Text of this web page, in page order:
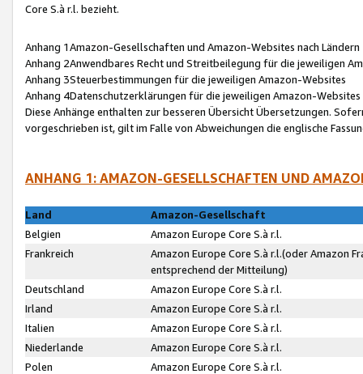
Core S.à r.l. bezieht.
Anhang 1Amazon-Gesellschaften und Amazon-Websites nach Ländern
Anhang 2Anwendbares Recht und Streitbeilegung für die jeweiligen
Anhang 3Steuerbestimmungen für die jeweiligen Amazon-Websites
Anhang 4Datenschutzerklärungen für die jeweiligen Amazon-Websites
Diese Anhänge enthalten zur besseren Übersicht Übersetzungen.
vorgeschrieben ist, gilt im Falle von Abweichungen die englische
ANHANG 1: AMAZON-GESELLSCHAFTEN UND
Land
Amazon-Gesellschaft
Belgien
Amazon Europe Core S.à r.l.
Frankreich
Amazon Europe Core S.à r.l.(oder Amazon
entsprechend der Mitteilung)
Deutschland
Amazon Europe Core S.à r.l.
Irland
Amazon Europe Core S.à r.l.
Italien
Amazon Europe Core S.à r.l.
Niederlande
Amazon Europe Core S.à r.l.
Polen
Amazon Europe Core S.à r.l.